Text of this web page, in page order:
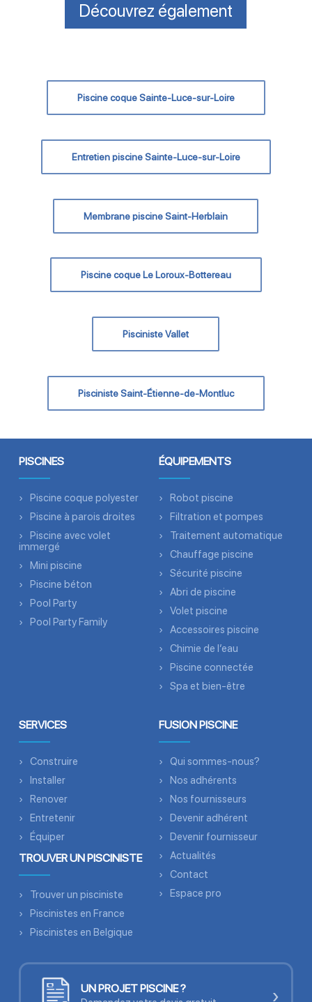
Découvrez également
Piscine coque Sainte-Luce-sur-Loire
Entretien piscine Sainte-Luce-sur-Loire
Membrane piscine Saint-Herblain
Piscine coque Le Loroux-Bottereau
Pisciniste Vallet
Pisciniste Saint-Étienne-de-Montluc
PISCINES
Piscine coque polyester
Piscine à parois droites
Piscine avec volet
immergé
Mini piscine
Piscine béton
Pool Party
Pool Party Family
ÉQUIPEMENTS
Robot piscine
Filtration et pompes
Traitement automatique
Chauffage piscine
Sécurité piscine
Abri de piscine
Volet piscine
Accessoires piscine
Chimie de l’eau
Piscine connectée
Spa et bien-être
SERVICES
Construire
Installer
Renover
Entretenir
Équiper
TROUVER UN PISCINISTE
Trouver un pisciniste
Piscinistes en France
Piscinistes en Belgique
FUSION PISCINE
Qui sommes-nous?
Nos adhérents
Nos fournisseurs
Devenir adhérent
Devenir fournisseur
Actualités
Contact
Espace pro
UN PROJET PISCINE ? ›